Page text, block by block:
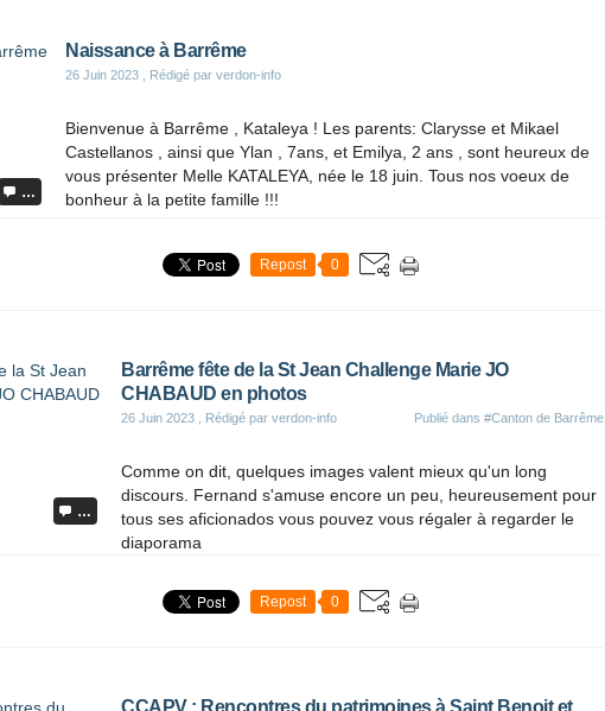
…
Naissance à Barrême
26 Juin 2023 , Rédigé par verdon-info
Bienvenue à Barrême , Kataleya ! Les parents: Clarysse et Mikael
Castellanos , ainsi que Ylan , 7ans, et Emilya, 2 ans , sont heureux de
vous présenter Melle KATALEYA, née le 18 juin. Tous nos voeux de
bonheur à la petite famille !!!
Repost 0
…
Barrême fête de la St Jean Challenge Marie JO
CHABAUD en photos
26 Juin 2023 , Rédigé par verdon-info Publié dans #Canton de Barrême
Comme on dit, quelques images valent mieux qu'un long
discours. Fernand s'amuse encore un peu, heureusement pour
tous ses aficionados vous pouvez vous régaler à regarder le
diaporama
Repost 0
CCAPV : Rencontres du patrimoines à Saint Benoit et